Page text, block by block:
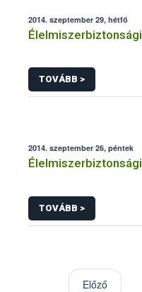
2014. szeptember 29, hétfő
TOVÁBB >
2014. szeptember 26, péntek
TOVÁBB >
Előző